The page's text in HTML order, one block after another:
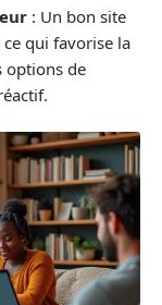
: Un bon site
qui favorise la
options de